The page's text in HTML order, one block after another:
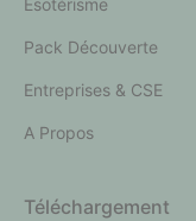
Esotérisme
Pack Découverte
Entreprises & CSE
A Propos
Téléchargement